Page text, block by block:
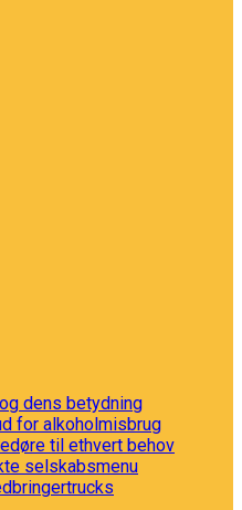
dens betydning
for alkoholmisbrug
til ethvert behov
selskabsmenu